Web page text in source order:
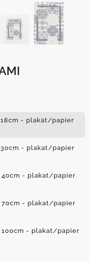
18cm - plakat/papier
30cm - plakat/papier
40cm - plakat/papier
70cm - plakat/papier
100cm - plakat/papier